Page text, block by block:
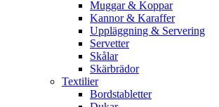
Muggar & Koppar
Kannor & Karaffer
Uppläggning & Servering
Servetter
Skålar
Skärbrädor
Textilier
Bordstabletter